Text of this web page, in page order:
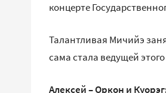
концерте
Талантливая Мичийэ
сама стала ведущей
Алексей – Оркон и